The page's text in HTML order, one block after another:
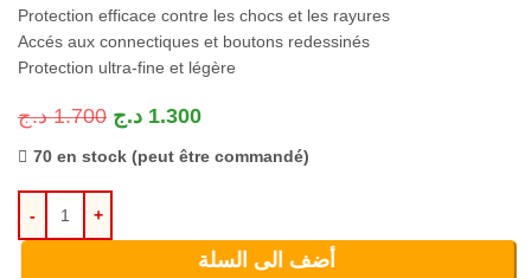
Protection efficace contre les chocs et les rayures
Accés aux connectiques et boutons redessinés
Protection ultra-fine et légère
1.700 د.ج 1.300 د.ج
70 en stock (peut être commandé)
أضف الى السلة